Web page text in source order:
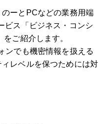
ーとPCなどの業務用端
ビス「ビジネス・コンシ
ご紹介します。
ンでも機密情報を扱える
レベルを保つためには対